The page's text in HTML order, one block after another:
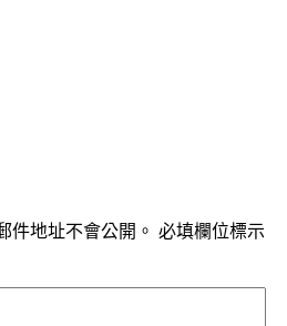
件地址不會公開。 必填欄位標示